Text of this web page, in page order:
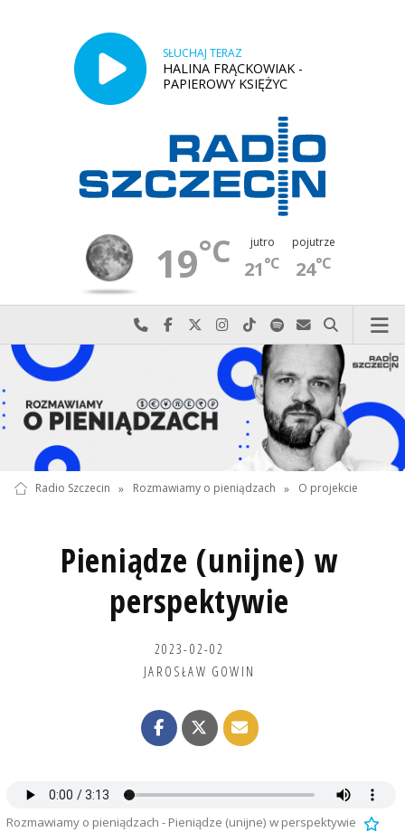
SŁUCHAJ TERAZ
HALINA FRĄCKOWIAK -
PAPIEROWY KSIĘŻYC
19°C jutro
21°C
pojutrze
24°C
Najlepiej po prostu do nas zadzwoń
Odwiedź nas na Facebook-u
Odwiedź nas na X
Odwiedź nas na Instagram-ie
Odwiedź nas na TikTok-u
Szukaj nas na Spotify
Wyślij do nas
Szukaj
Radio Szczecin » Rozmawiamy o pieniądzach » O projekcie
Pieniądze (unijne) w
perspektywie
2023-02-02
JAROSŁAW GOWIN
Rozmawiamy o pieniądzach - Pieniądze (unijne) w perspektywie